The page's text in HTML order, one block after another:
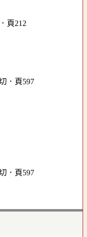
頁212
．頁597
．頁597